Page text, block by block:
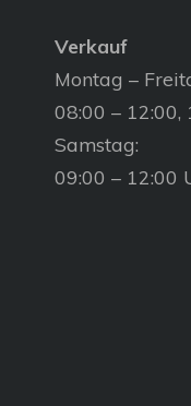
Verkauf
Montag –
08:00 – 12:00,
Samstag:
09:00 – 12:00